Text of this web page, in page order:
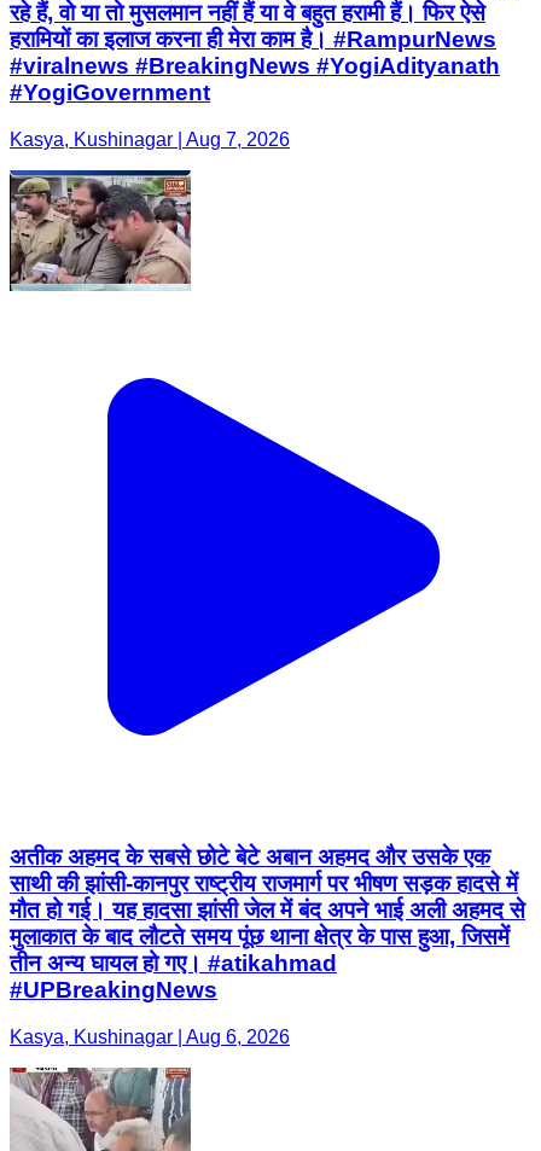
रहे हैं, वो या तो मुसलमान नहीं हैं या वे बहुत हरामी हैं। फिर ऐसे
हरामियों का इलाज करना ही मेरा काम है। #RampurNews
#viralnews #BreakingNews #YogiAdityanath
#YogiGovernment
Kasya, Kushinagar | Aug 7, 2026
अतीक अहमद के सबसे छोटे बेटे अबान अहमद और उसके एक
साथी की झांसी-कानपुर राष्ट्रीय राजमार्ग पर भीषण सड़क हादसे में
मौत हो गई। यह हादसा झांसी जेल में बंद अपने भाई अली अहमद से
मुलाकात के बाद लौटते समय पूंछ थाना क्षेत्र के पास हुआ, जिसमें
तीन अन्य घायल हो गए। #atikahmad
#UPBreakingNews
Kasya, Kushinagar | Aug 6, 2026